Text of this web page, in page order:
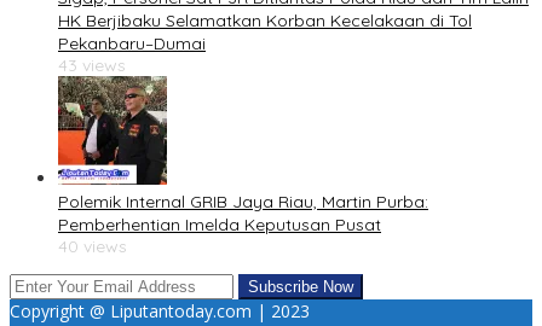
HK Berjibaku Selamatkan Korban Kecelakaan di Tol
Pekanbaru–Dumai
43 views
Polemik Internal GRIB Jaya Riau, Martin Purba:
Pemberhentian Imelda Keputusan Pusat
40 views
Copyright @ Liputantoday.com | 2023